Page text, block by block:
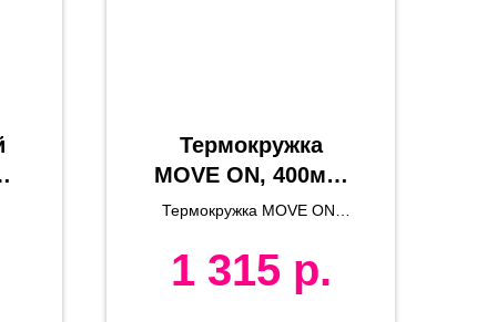
Термокружка
MOVE ON, 400мл.
белый,
сталь, пластик,
текстиль
Термокружка MOVE ON,
1 315 р.